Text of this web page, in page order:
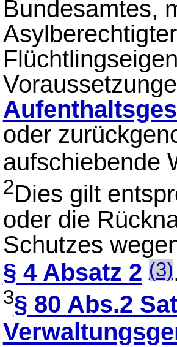
Bundesamtes,
oder
aufschiebende
2Dies gilt
oder die
Schutzes
§ 4 Absatz 2 (3)
3§ 80 Abs.2